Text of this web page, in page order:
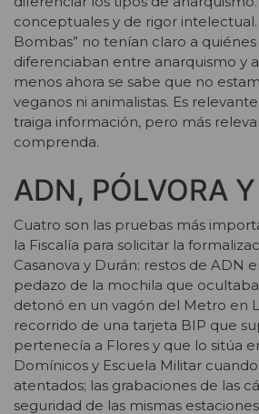
conceptuales y de rigor intelectual.
Bombas” no tenían claro a
diferenciaban entre anarquismo y
menos ahora se sabe que no
veganos ni animalistas. Es
traiga información, pero más
comprenda.
ADN, PÓLVORA
Cuatro son las pruebas más
la Fiscalía para solicitar la
Casanova y Durán: restos de ADN
pedazo de la mochila que
detonó en un vagón del Metro en
recorrido de una tarjeta BIP que
pertenecía a Flores y que lo sitúa
Domínicos y Escuela Militar
atentados; las grabaciones de las
seguridad de las mismas